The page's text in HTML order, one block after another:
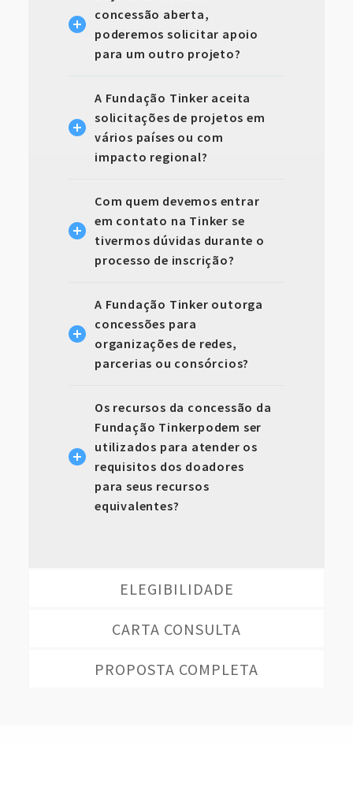
concessão aberta,
poderemos solicitar apoio
para um outro projeto?
A Fundação Tinker aceita
solicitações de projetos em
vários países ou com
impacto regional?
Com quem devemos entrar
em contato na Tinker se
tivermos dúvidas durante o
processo de inscrição?
A Fundação Tinker outorga
concessões para
organizações de redes,
parcerias ou consórcios?
Os recursos da concessão da
Fundação Tinkerpodem ser
utilizados para atender os
requisitos dos doadores
para seus recursos
equivalentes?
ELEGIBILIDADE
CARTA CONSULTA
PROPOSTA COMPLETA